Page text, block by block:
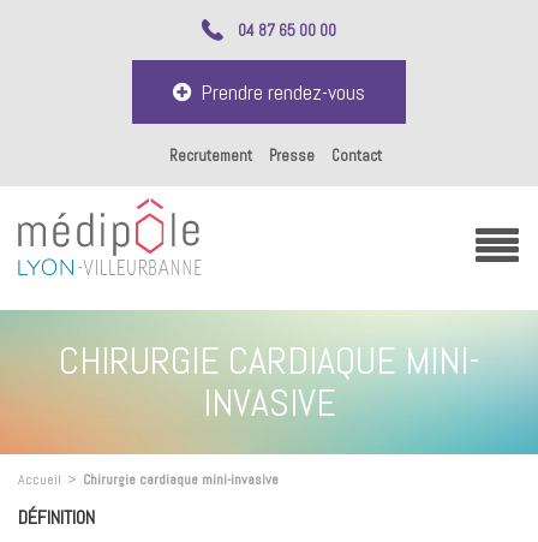
04 87 65 00 00
Prendre rendez-vous
Recrutement Presse Contact
CHIRURGIE CARDIAQUE MINI-
INVASIVE
Accueil > Chirurgie cardiaque mini-invasive
DÉFINITION